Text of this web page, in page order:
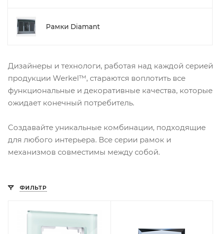
Рамки Diamant
Дизайнеры и технологи, работая над каждой серией
продукции Werkel™, стараются воплотить все
функциональные и декоративные качества, которые
ожидает конечный потребитель.
Создавайте уникальные комбинации, подходящие
для любого интерьера. Все серии рамок и
механизмов совместимы между собой.
ФИЛЬТР